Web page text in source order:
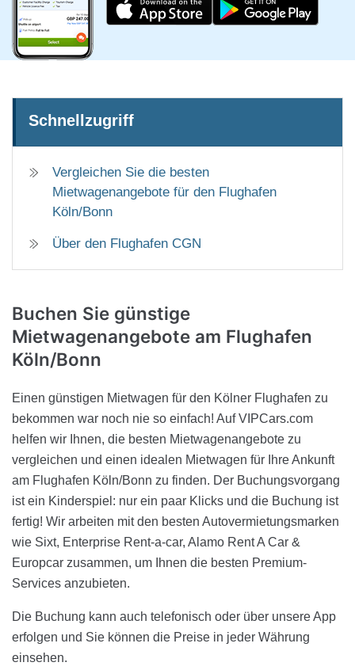
Schnellzugriff
Vergleichen Sie die besten
Mietwagenangebote für den Flughafen
Köln/Bonn
Über den Flughafen CGN
Buchen Sie günstige
Mietwagenangebote am Flughafen
Köln/Bonn
Einen günstigen Mietwagen für den Kölner Flughafen zu
bekommen war noch nie so einfach! Auf VIPCars.com
helfen wir Ihnen, die besten Mietwagenangebote zu
vergleichen und einen idealen Mietwagen für Ihre Ankunft
am Flughafen Köln/Bonn zu finden. Der Buchungsvorgang
ist ein Kinderspiel: nur ein paar Klicks und die Buchung ist
fertig! Wir arbeiten mit den besten Autovermietungsmarken
wie Sixt, Enterprise Rent-a-car, Alamo Rent A Car &
Europcar zusammen, um Ihnen die besten Premium-
Services anzubieten.
Die Buchung kann auch telefonisch oder über unsere App
erfolgen und Sie können die Preise in jeder Währung
einsehen.